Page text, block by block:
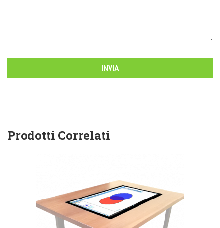
INVIA
Prodotti Correlati